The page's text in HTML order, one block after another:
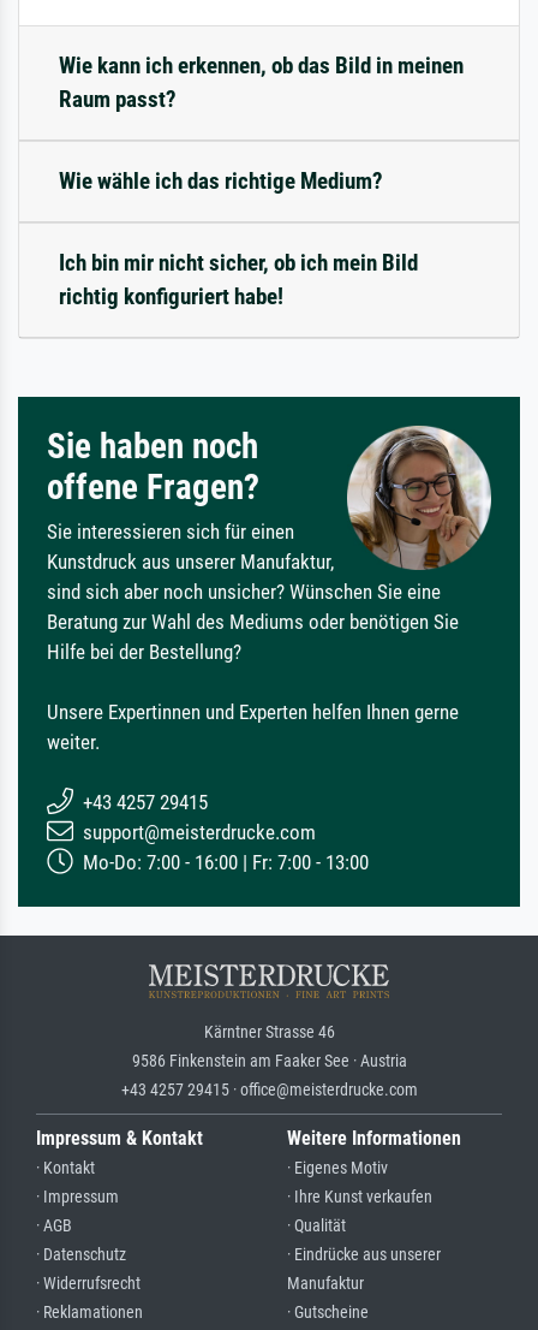
Wie kann ich erkennen, ob das Bild in meinen
Raum passt?
Wie wähle ich das richtige Medium?
Ich bin mir nicht sicher, ob ich mein Bild
richtig konfiguriert habe!
Sie haben noch
offene Fragen?
Sie interessieren sich für einen
Kunstdruck aus unserer Manufaktur,
sind sich aber noch unsicher? Wünschen Sie eine
Beratung zur Wahl des Mediums oder benötigen Sie
Hilfe bei der Bestellung?
Unsere Expertinnen und Experten helfen Ihnen gerne
weiter.
+43 4257 29415
support@meisterdrucke.com
Mo-Do: 7:00 - 16:00 | Fr: 7:00 - 13:00
Kärntner Strasse 46
9586 Finkenstein am Faaker See · Austria
+43 4257 29415 · office@meisterdrucke.com
Impressum & Kontakt
· Kontakt
· Impressum
· AGB
· Datenschutz
· Widerrufsrecht
· Reklamationen
Weitere Informationen
· Eigenes Motiv
· Ihre Kunst verkaufen
· Qualität
· Eindrücke aus unserer
Manufaktur
· Gutscheine